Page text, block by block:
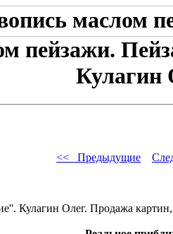
пейзажи.
Кулагин
<< Предыдущие